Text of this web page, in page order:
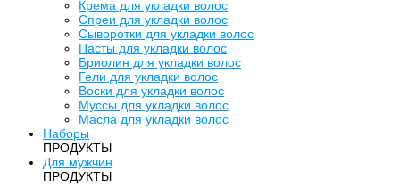
Крема для укладки волос
Спреи для укладки волос
Сыворотки для укладки волос
Пасты для укладки волос
Бриолин для укладки волос
Гели для укладки волос
Воски для укладки волос
Муссы для укладки волос
Масла для укладки волос
Наборы
ПРОДУКТЫ
Для мужчин
ПРОДУКТЫ